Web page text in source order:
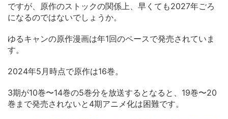
ですが、原作のストックの関係上、早くても2027年ごろ
になるのではないでしょうか。
ゆるキャンの原作漫画は年1回のペースで発売されていま
す。
2024年5月時点で原作は16巻。
3期が10巻〜14巻の5巻分を放送するとなると、19巻〜20
巻まで発売されないと4期アニメ化は困難です。